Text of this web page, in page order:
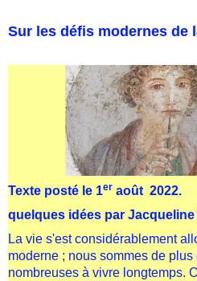
Sur les défis modernes de
Texte posté le 1er août 2022.
quelques idées par Jacqueline
La vie s'est considérablement
moderne ; nous sommes de
nombreuses à vivre longtemps.